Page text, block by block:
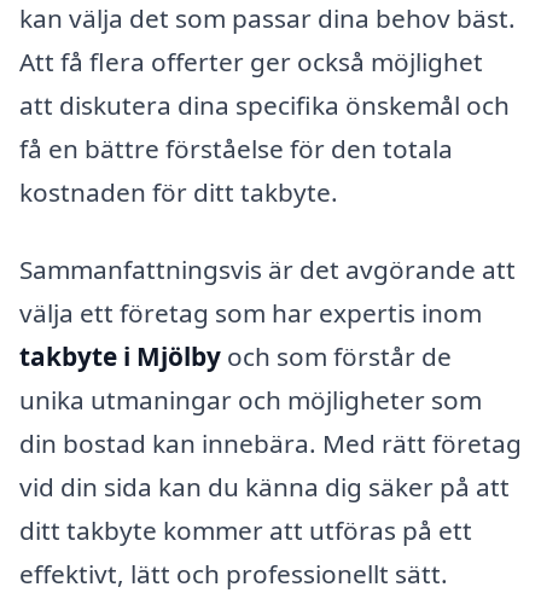
kan välja det som passar dina behov bäst.
Att få flera offerter ger också möjlighet
att diskutera dina specifika önskemål och
få en bättre förståelse för den totala
kostnaden för ditt takbyte.
Sammanfattningsvis är det avgörande att
välja ett företag som har expertis inom
takbyte i Mjölby och som förstår de
unika utmaningar och möjligheter som
din bostad kan innebära. Med rätt företag
vid din sida kan du känna dig säker på att
ditt takbyte kommer att utföras på ett
effektivt, lätt och professionellt sätt.